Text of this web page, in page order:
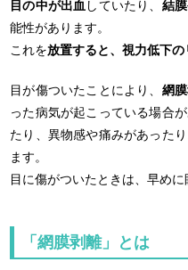
目の中が出血 していたり、 結
能性があります。
これを放置すると、視力低下の
目が傷ついたことにより、 網
った病気が起こっている場合
たり、異物感や痛みがあった
ます。
目に傷がついたときは、早めに
「網膜剥離」とは